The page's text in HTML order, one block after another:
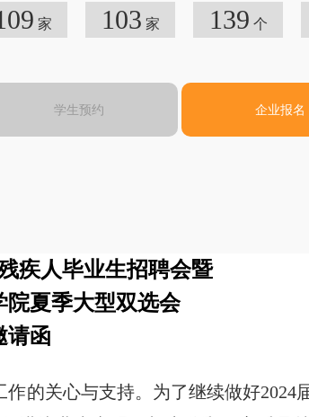
家 103 家 139 个
学生预约 企业报名
疾人毕业生招聘会暨
院夏季大型双选会
请函
的关心与支持。为了继续做好2024